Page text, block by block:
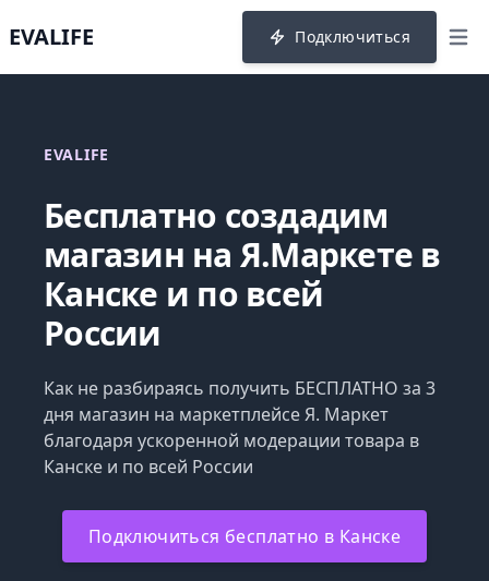
EVALIFE Подключиться menu
EVALIFE
Бесплатно создадим
магазин на Я.Маркете в
Канске и по всей
России
Как не разбираясь получить БЕСПЛАТНО за 3
дня магазин на маркетплейсе Я. Маркет
благодаря ускоренной модерации товара в
Канске и по всей России
Подключиться бесплатно в Канске